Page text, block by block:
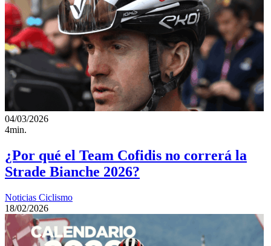
04/03/2026
4min.
¿Por qué el Team Cofidis no correrá la
Strade Bianche 2026?
Noticias Ciclismo
18/02/2026